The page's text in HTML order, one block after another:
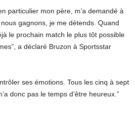
particulier mon père, m’a demandé à
gagnons, je me détends. Quand
le prochain match le plus tôt possible
a déclaré Bruzon à Sportsstar
ses émotions. Tous les cinq à sept
donc pas le temps d’être heureux.”